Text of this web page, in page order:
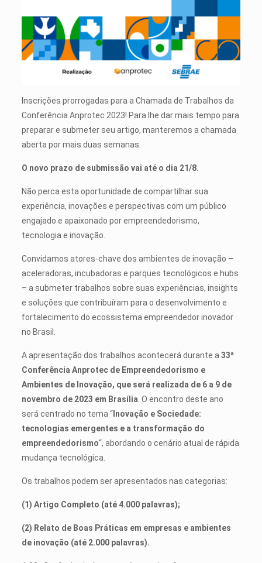
Inscrições prorrogadas para a Chamada de Trabalhos da
Conferência Anprotec 2023! Para lhe dar mais tempo para
preparar e submeter seu artigo, manteremos a chamada
aberta por mais duas semanas.
O novo prazo de submissão vai até o dia 21/8.
Não perca esta oportunidade de compartilhar sua
experiência, inovações e perspectivas com um público
engajado e apaixonado por empreendedorismo,
tecnologia e inovação.
Convidamos atores-chave dos ambientes de inovação –
aceleradoras, incubadoras e parques tecnológicos e hubs
– a submeter trabalhos sobre suas experiências, insights
e soluções que contribuíram para o desenvolvimento e
fortalecimento do ecossistema empreendedor inovador
no Brasil.
A apresentação dos trabalhos acontecerá durante a33ª
Conferência Anprotec de Empreendedorismo e
Ambientes de Inovação, que será realizada de 6 a 9 de
novembro de 2023 em Brasília. O encontro deste ano
será centrado no tema “Inovação e Sociedade:
tecnologias emergentes e a transformação do
empreendedorismo“, abordando o cenário atual de rápida
mudança tecnológica.
Os trabalhos podem ser apresentados nas categorias:
(1) Artigo Completo (até 4.000 palavras);
(2) Relato de Boas Práticas em empresas e ambientes
de inovação (até 2.000 palavras).